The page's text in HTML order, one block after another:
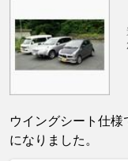
ウイングシート仕
になりました。